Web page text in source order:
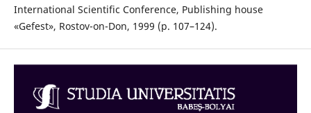
International Scientific Conference, Publishing house
«Gefest», Rostov-on-Don, 1999 (p. 107–124).